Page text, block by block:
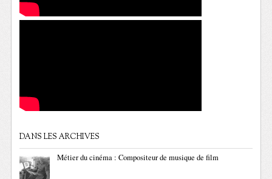
DANS LES ARCHIVES
Métier du cinéma : Compositeur de musique de film